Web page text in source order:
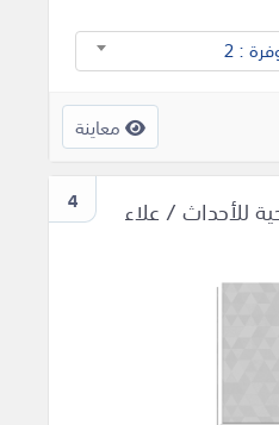
: 2
معاينة
4
للأحداث / علاء